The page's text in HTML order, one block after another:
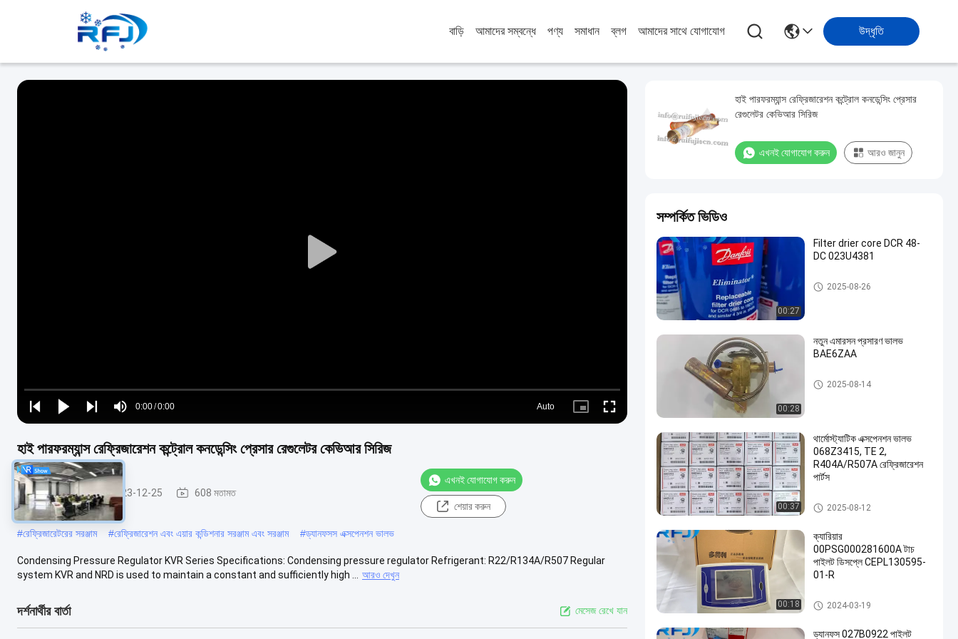
বাড়ি আমাদের সম্বন্ধে পণ্য সমাধান ব্লগ আমাদের সাথে যোগাযোগ উদ্ধৃতি
Play
Play
Play
Play
Mute
Time
0:00/0:00
Loaded:
0%
Auto
Picture- Fullscreen
হাই পারফরম্যান্স রেফ্রিজারেশন কন্ট্রোল কনডেন্সিং প্রেসার রেগুলেটর কেভিআর সিরিজ
হিমায়ন যন্ত্রাংশ 2023-12-25 608 মতামত
এখনই যোগাযোগ করুন
শেয়ার করুন
#রেফ্রিজারেটরের সরঞ্জাম #রেফ্রিজারেশন এবং এয়ার কন্ডিশনার সরঞ্জাম এবং সরঞ্জাম #ড্যানফসস এক্সপেনশন ভালভ
Condensing Pressure Regulator KVR Series Specifications: Condensing pressure regulator Refrigerant: R22/R134A/R507 Regular
system KVR and NRD is used to maintain a constant and sufficiently high ...
আরও দেখুন
দর্শনার্থীর বার্তা মেসেজ রেখে যান
হাই পারফরম্যান্স রেফ্রিজারেশন কন্ট্রোল কনডেন্সিং প্রেসার
রেগুলেটর কেভিআর সিরিজ
এখনই যোগাযোগ করুন আরও জানুন
সম্পর্কিত ভিডিও
00:27
Filter drier core DCR 48-
DC 023U4381
হিমায়ন যন্ত্রাংশ
2025-08-26
00:28
নতুন এমারসন প্রসারণ ভালভ
BAE6ZAA
হিমায়ন যন্ত্রাংশ
2025-08-14
00:37
থার্মোস্ট্যাটিক এক্সপেনশন ভালভ
068Z3415, TE 2,
R404A/R507A রেফ্রিজারেশন
পার্টস
হিমায়ন যন্ত্রাংশ
2025-08-12
00:18
ক্যারিয়ার
00PSG000281600A টাচ
পাইলট ডিসপ্লে CEPL130595-
01-R
হিমায়ন যন্ত্রাংশ
2024-03-19
ড্যানফস 027B0922 পাইলট